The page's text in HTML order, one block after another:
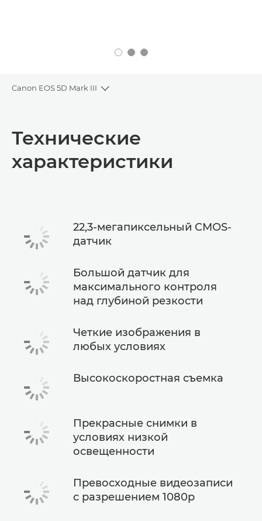
Canon EOS 5D Mark III
Toggle breadcrumbs
Технические характеристики
Технические
характеристики
22,3-мегапиксельный CMOS-
датчик
Большой датчик для
максимального контроля
над глубиной резкости
Четкие изображения в
любых условиях
Высокоскоростная съемка
Прекрасные снимки в
условиях низкой
освещенности
Превосходные видеозаписи
с разрешением 1080p